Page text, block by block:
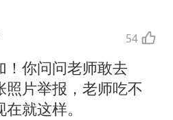
54
！你问问老师敢去
照片举报，老师吃不
就这样。